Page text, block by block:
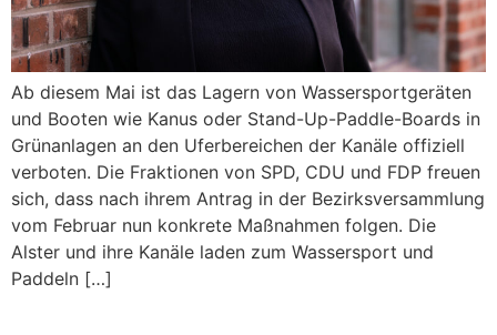
Ab diesem Mai ist das Lagern von Wassersportgeräten
und Booten wie Kanus oder Stand-Up-Paddle-Boards in
Grünanlagen an den Uferbereichen der Kanäle offiziell
verboten. Die Fraktionen von SPD, CDU und FDP freuen
sich, dass nach ihrem Antrag in der Bezirksversammlung
vom Februar nun konkrete Maßnahmen folgen. Die
Alster und ihre Kanäle laden zum Wassersport und
Paddeln […]